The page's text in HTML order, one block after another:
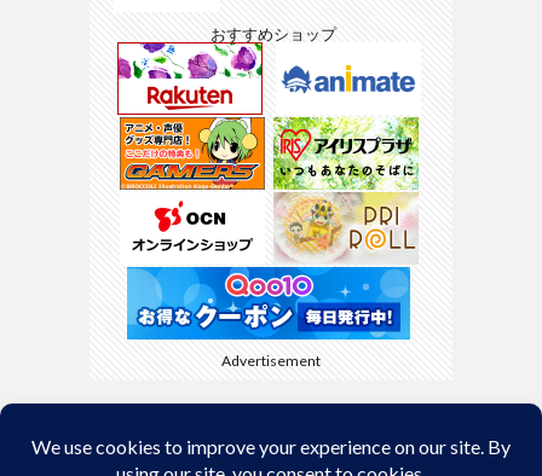
おすすめショップ
Advertisement
Back to Top